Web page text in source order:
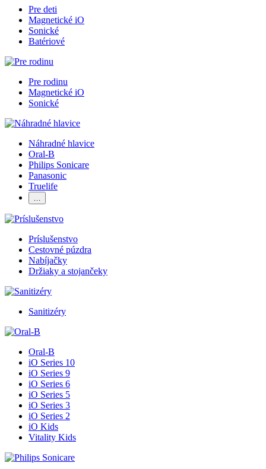
Pre deti
Magnetické iO
Sonické
Batériové
Pre rodinu
Magnetické iO
Sonické
Náhradné hlavice
Oral-B
Philips Sonicare
Panasonic
Truelife
…
Príslušenstvo
Cestovné púzdra
Nabíjačky
Držiaky a stojančeky
Sanitizéry
Oral-B
iO Series 10
iO Series 9
iO Series 6
iO Series 5
iO Series 3
iO Series 2
iO Kids
Vitality Kids